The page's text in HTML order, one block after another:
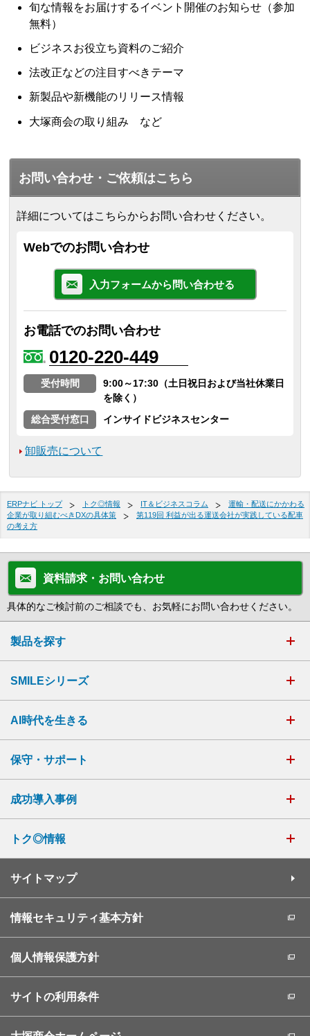
旬な情報をお届けするイベント開催のお知らせ（参加
無料）
ビジネスお役立ち資料のご紹介
法改正などの注目すべきテーマ
新製品や新機能のリリース情報
大塚商会の取り組み など
お問い合わせ・ご依頼はこちら
詳細についてはこちらからお問い合わせください。
Webでのお問い合わせ
入力フォームから問い合わせる
お電話でのお問い合わせ
0120-220-449
受付時間
9:00～17:30（土日祝日および当社休業日
を除く）
総合受付窓口
インサイドビジネスセンター
卸販売について
ERPナビ トップ トク◎情報 IT＆ビジネスコラム
運輸・配送にかかわる
企業が取り組むべきDXの具体策
第119回 利益が出る運送会社が実践している配車
の考え方
資料請求・お問い合わせ
具体的なご検討前のご相談でも、お気軽にお問い合わせください。
製品を探す
SMILEシリーズ
AI時代を生きる
保守・サポート
成功導入事例
トク◎情報
サイトマップ
情報セキュリティ基本方針
個人情報保護方針
サイトの利用条件